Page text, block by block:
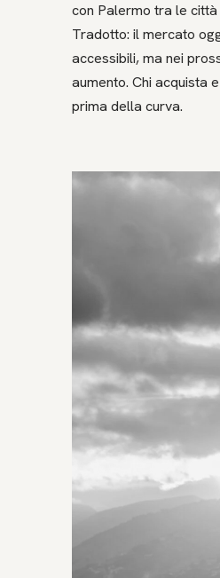
con Palermo tra le
Tradotto: il mercato
accessibili, ma nei
aumento. Chi acquista
prima della curva.